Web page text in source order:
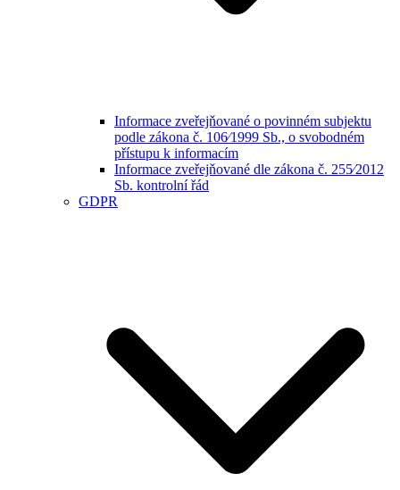
Informace zveřejňované o povinném subjektu
podle zákona č. 106⁄1999 Sb., o svobodném
přístupu k informacím
Informace zveřejňované dle zákona č. 255⁄2012
Sb. kontrolní řád
GDPR